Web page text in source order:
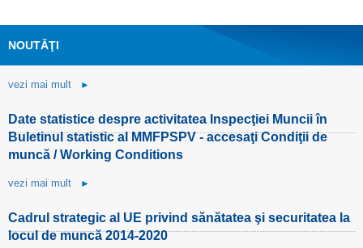
NOUTĂŢI
vezi mai mult ►
Date statistice despre activitatea Inspecţiei Muncii în
Buletinul statistic al MMFPSPV - accesaţi Condiţii de
muncă / Working Conditions
vezi mai mult ►
Cadrul strategic al UE privind sănătatea şi securitatea la
locul de muncă 2014-2020